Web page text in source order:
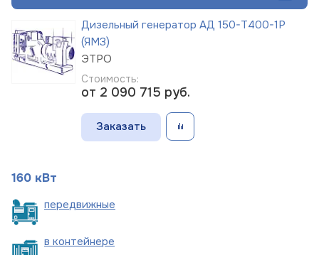
Дизельный генератор АД 150-Т400-1Р
(ЯМЗ)
ЭТРО
Стоимость:
от 2 090 715 руб.
Заказать
160 кВт
передвижные
в контейнере